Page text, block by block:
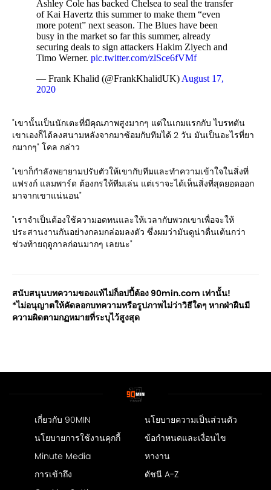
Ashley Cole has backed Chelsea to seal the transfer
of Kai Havertz this summer to make them “even
more potent” next season. The Blues have been
busy in the market so far this summer, already
securing deals to sign attackers Hakim Ziyech and
Timo Werner. pic.twitter.com/zlSce6fVMf
— Frank Khalid (@FrankKhalidUK) August 17,
2020
"เขานั้นเป็นนักเตะที่มีคุณภาพสูงมากๆ แต่ในเกมแรกกับ ไบรทตัน
เขาเองก็ได้ลงสนามหลังจากมาซ้อมกับทีมได้ 2 วัน มันเป็นอะไรที่ยา
กมากๆ" โคล กล่าว
"เขาก็กำลังพยายามปรับตัวให้เขากับทีมและทำความเข้าใจในสิ่งที่
แฟรงก์ แลมพาร์ด ต้องกรให้ทีมเล่น แต่เราจะได้เห็นสิ่งที่สุดยอดออก
มาจากเขาแน่นอน"
"เราจำเป็นต้องใช้ความอดทนและให้เวลากับพวกเขาเพื่อจะให้
ประสานงานกันอย่างกลมกล่อมลงตัว ซึ่งผมว่ามันดูน่าตื่นเต้นกว่า
ช่วงท้ายฤดูกาลก่อนมากๆ เลยนะ"
สนับสนุนบทความของแท้ไม่ก็อปปี้ต้อง 90min.com เท่านั้น!
*ไม่อนุญาตให้คัดลอกบทความหรือรูปภาพไม่ว่าวิธีใดๆ หากฝ่าฝืนมี
ความผิดตามกฏหมายที่ระบุไว้สูงสุด
เกี่ยวกับ 90MIN
นโยบายความเป็นส่วนตัว
นโยบายการใช้งานคุกกี้
ข้อกำหนดและเงื่อนไข
Minute Media
หางาน
การเข้าถึง
ดัชนี A-Z